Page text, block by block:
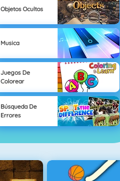
Objetos Ocultos
Musica
Juegos De
Colorear
Búsqueda De
Errores